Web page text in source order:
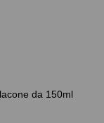
da 150ml